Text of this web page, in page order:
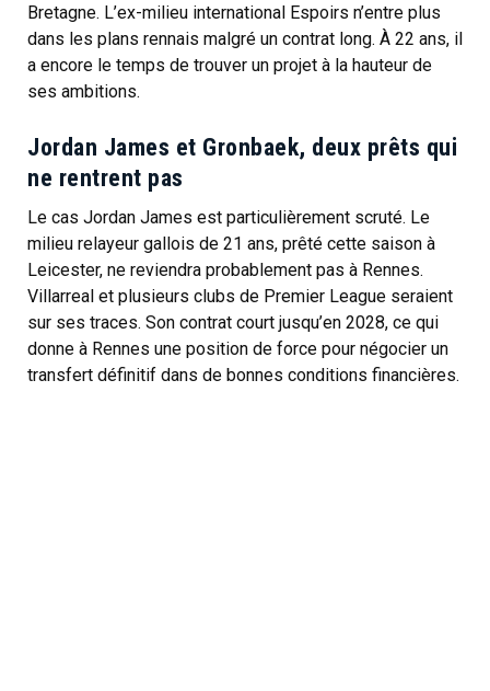
Bretagne. L’ex-milieu international Espoirs n’entre plus
dans les plans rennais malgré un contrat long. À 22 ans, il
a encore le temps de trouver un projet à la hauteur de
ses ambitions.
Jordan James et Gronbaek, deux prêts qui
ne rentrent pas
Le cas Jordan James est particulièrement scruté. Le
milieu relayeur gallois de 21 ans, prêté cette saison à
Leicester, ne reviendra probablement pas à Rennes.
Villarreal et plusieurs clubs de Premier League seraient
sur ses traces. Son contrat court jusqu’en 2028, ce qui
donne à Rennes une position de force pour négocier un
transfert définitif dans de bonnes conditions financières.